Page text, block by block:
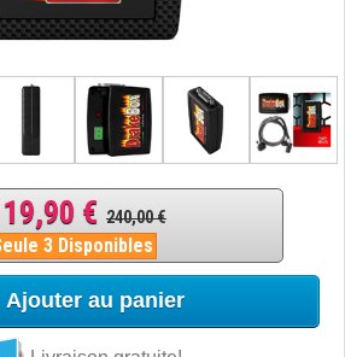
€ 240,00 €
3 Disponibles
Ajouter au panier